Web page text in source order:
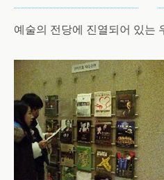
예술의 전당에 진열되어 있는